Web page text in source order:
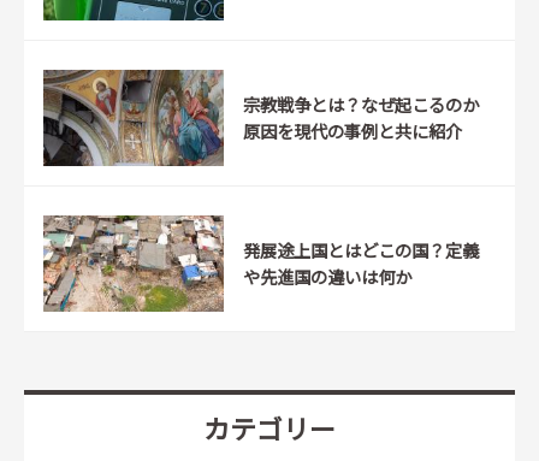
宗教戦争とは？なぜ起こるのか
原因を現代の事例と共に紹介
発展途上国とはどこの国？定義
や先進国の違いは何か
カテゴリー